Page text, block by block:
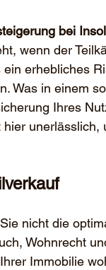
bei
wenn der
ein erhebliches
Was in einem
Ihres
nicht die
Wohnrecht
Immobilie